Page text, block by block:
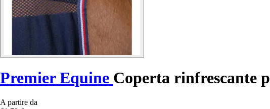
Premier Equine Coperta rinfrescante
A partire da